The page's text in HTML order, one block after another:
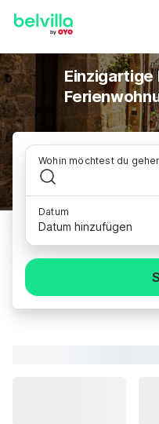
Einzigartige
Wohin möchtest du
Datum
Datum hinzufügen